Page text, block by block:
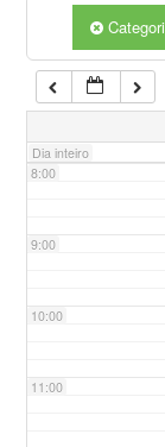
Dia inteiro
7:00
8:00
9:00
10:00
11:00